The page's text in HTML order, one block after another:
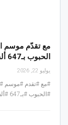
مع تقدّم موسم
الحبوب بـ647 ألف قنطار
يوليو 22, 2026
#مع #تقدم #موسم
#الحبوب #بـ647 #ألف #قنطار…